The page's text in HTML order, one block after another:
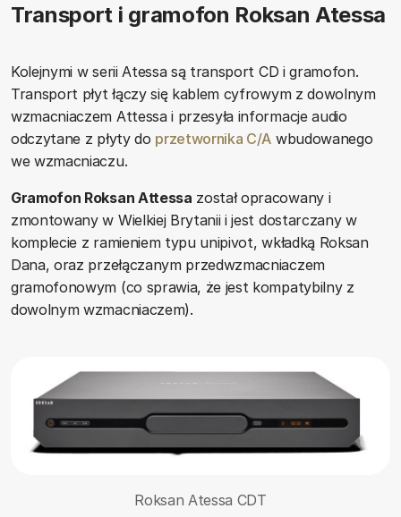
Transport i gramofon Roksan Atessa
Kolejnymi w serii Atessa są transport CD i gramofon.
Transport płyt łączy się kablem cyfrowym z dowolnym
wzmacniaczem Attessa i przesyła informacje audio
odczytane z płyty do przetwornika C/A wbudowanego
we wzmacniaczu.
Gramofon Roksan Attessa został opracowany i
zmontowany w Wielkiej Brytanii i jest dostarczany w
komplecie z ramieniem typu unipivot, wkładką Roksan
Dana, oraz przełączanym przedwzmacniaczem
gramofonowym (co sprawia, że jest kompatybilny z
dowolnym wzmacniaczem).
Roksan Atessa CDT